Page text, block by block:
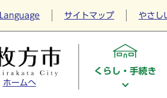
Language サイトマップ やさし
ホームへ
くらし・手続き